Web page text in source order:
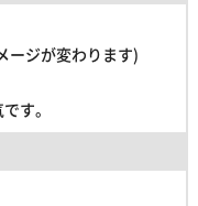
ジが変わります)
す。